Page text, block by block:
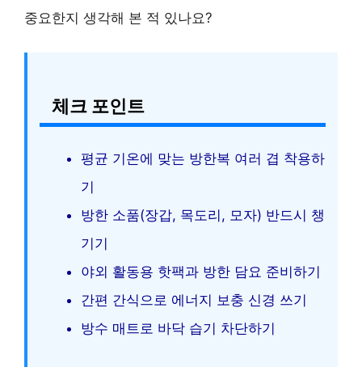
중요한지 생각해 본 적 있나요?
체크 포인트
평균 기온에 맞는 방한복 여러 겹 착용하
기
방한 소품(장갑, 목도리, 모자) 반드시 챙
기기
야외 활동용 핫팩과 방한 담요 준비하기
간편 간식으로 에너지 보충 신경 쓰기
방수 매트로 바닥 습기 차단하기